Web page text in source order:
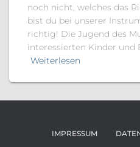
noch nicht, welches das
bist du bei unserer
richtig! Die Jugend des
interessierten Kinder und
Weiterlesen
IMPRESSUM